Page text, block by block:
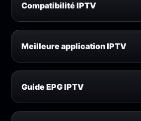
Compatibilité IPTV
Meilleure application IPTV
Guide EPG IPTV